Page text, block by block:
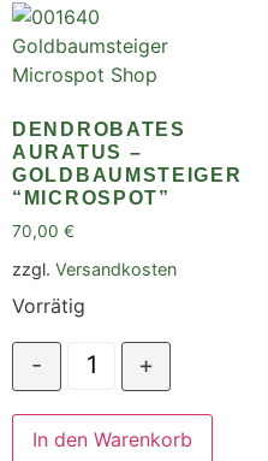
DENDROBATES
AURATUS –
GOLDBAUMSTEIGER
“MICROSPOT”
70,00 €
zzgl. Versandkosten
Vorrätig
- +
In den Warenkorb